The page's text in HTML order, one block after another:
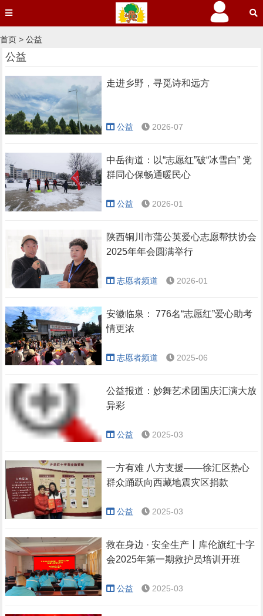
首页 > 公益
公益
走进乡野，寻觅诗和远方
公益 2026-07
中岳街道：以“志愿红”破“冰雪白” 党
群同心保畅通暖民心
公益 2026-01
陕西铜川市蒲公英爱心志愿帮扶协会
2025年年会圆满举行
志愿者频道 2026-01
安徽临泉： 776名“志愿红”爱心助考
情更浓
志愿者频道 2025-06
公益报道：妙舞艺术团国庆汇演大放
异彩
公益 2025-03
一方有难 八方支援——徐汇区热心
群众踊跃向西藏地震灾区捐款
公益 2025-03
救在身边 · 安全生产丨库伦旗红十字
会2025年第一期救护员培训开班
公益 2025-03